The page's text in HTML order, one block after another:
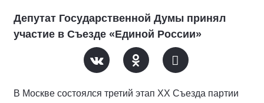
Депутат Государственной Думы принял
участие в Съезде «Единой России»
В Москве состоялся третий этап XX Съезда партии